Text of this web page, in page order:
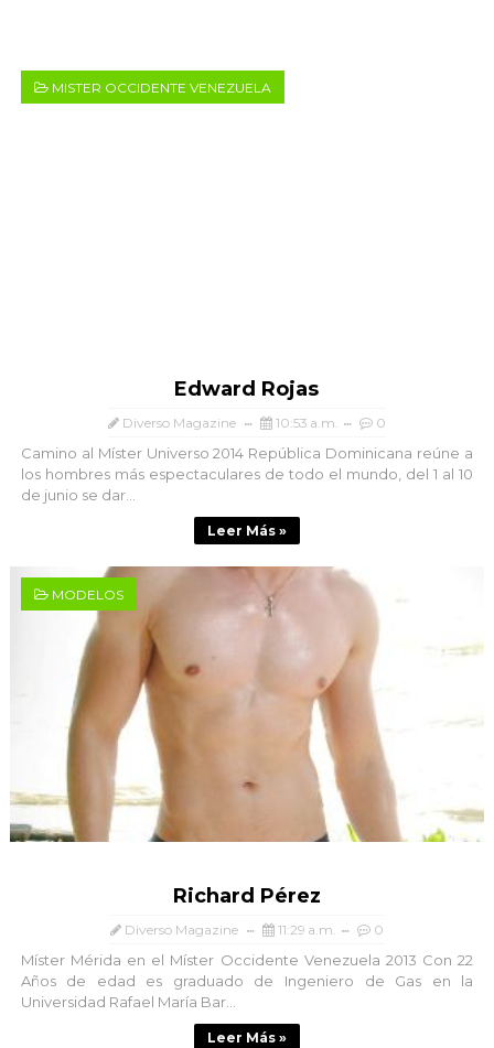
MISTER OCCIDENTE VENEZUELA
Edward Rojas
Diverso Magazine 10:53 a.m. 0
Camino al Míster Universo 2014 República Dominicana reúne a
los hombres más espectaculares de todo el mundo, del 1 al 10
de junio se dar...
Leer Más »
MODELOS
Richard Pérez
Diverso Magazine 11:29 a.m. 0
Míster Mérida en el Míster Occidente Venezuela 2013 Con 22
Años de edad es graduado de Ingeniero de Gas en la
Universidad Rafael María Bar...
Leer Más »